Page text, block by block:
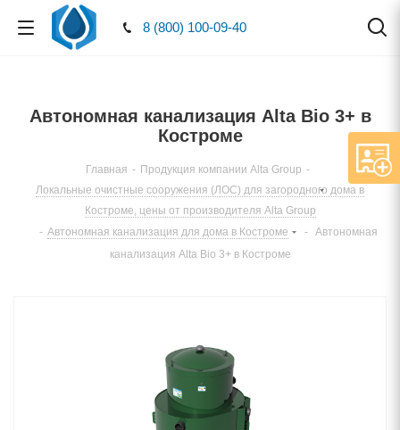
8 (800) 100-09-40
Автономная канализация Alta Bio 3+ в
Костроме
Главная - Продукция компании Alta Group -
Локальные очистные сооружения (ЛОС) для загородного дома в
Костроме, цены от производителя Alta Group
- Автономная канализация для дома в Костроме -
Автономная
канализация Alta Bio 3+ в Костроме